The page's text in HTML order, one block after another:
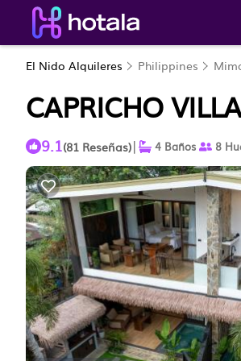
El Nido Alquileres Philippines
CAPRICHO
9.1(81 Reseñas)| 4 Baños 8